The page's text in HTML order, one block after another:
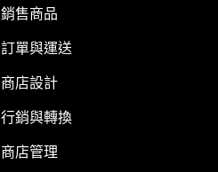
銷售商品
訂單與運送
商店設計
行銷與轉換
商店管理